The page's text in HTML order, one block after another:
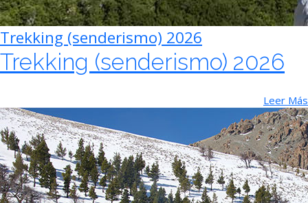
Trekking (senderismo) 2026
Trekking (senderismo) 2026
Leer Más